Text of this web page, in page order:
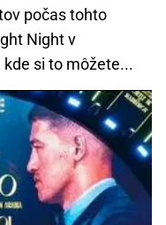
počas tohto
Night v
si to môžete...